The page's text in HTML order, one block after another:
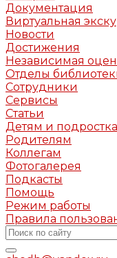
Документация
Виртуальная
Новости
Достижения
Независимая
Отделы
Сотрудники
Сервисы
Статьи
Детям и
Родителям
Коллегам
Фотогалерея
Подкасты
Помощь
Режим работы
Правила